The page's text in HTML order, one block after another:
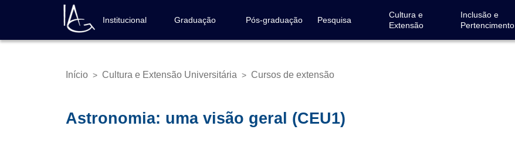
conteúdo
Navegação
principal
Institucional Graduação Pós-graduação Pesquisa
Cultura e
Extensão
Inclusão e
Pertencimento
Trilha
Início > Cultura e Extensão Universitária > Cursos de extensão
Astronomia: uma visão geral (CEU1)